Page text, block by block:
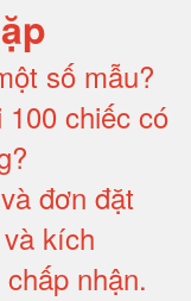
số mẫu?
chiếc có
đơn đặt
kích
nhận.